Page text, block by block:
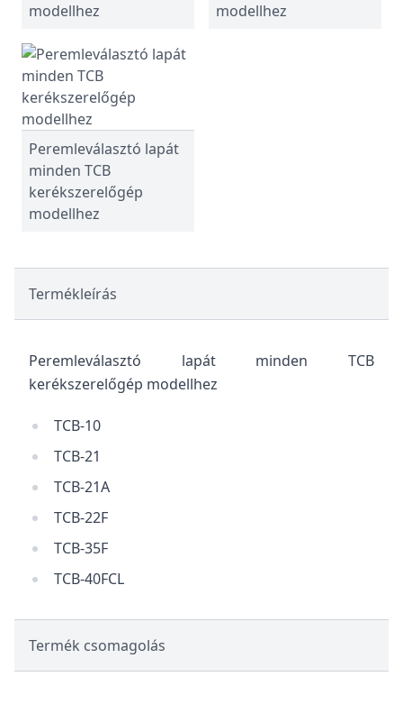
modellhez
modellhez
Peremleválasztó lapát
minden TCB
kerékszerelőgép
modellhez
Termékleírás
Peremleválasztó lapát minden TCB
kerékszerelőgép modellhez
TCB-10
TCB-21
TCB-21A
TCB-22F
TCB-35F
TCB-40FCL
Termék csomagolás